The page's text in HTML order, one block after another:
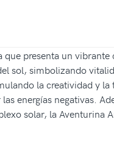
que presenta un
sol, simbolizando
la creatividad y
energías negativas.
solar, la